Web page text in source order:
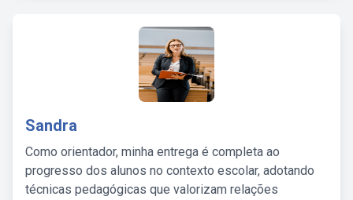
Sandra
Como orientador, minha entrega é completa ao
progresso dos alunos no contexto escolar, adotando
técnicas pedagógicas que valorizam relações